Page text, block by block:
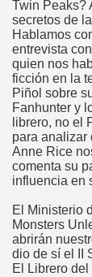
Twin Peaks?
secretos de
Hablamos
entrevista
quien nos
ficción en la
Piñol sobre
Fanhunter y
librero, no el
para analizar
Anne Rice
comenta su
influencia en
El Ministerio
Monsters
abrirán
dio de sí el II
El Librero